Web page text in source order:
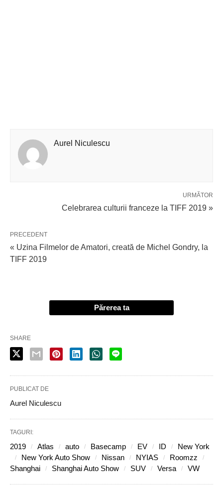
Aurel Niculescu
URMĂTOR
Celebrarea culturii franceze la TIFF 2019 »
PRECEDENT
« Uzina Filmelor de Amatori, creată de Michel Gondry, la
TIFF 2019
Părerea ta
SHARE
PUBLICAT DE
Aurel Niculescu
TAGURI:
2019 Atlas auto Basecamp EV ID
New York
New York Auto Show
Nissan NYIAS
Roomzz
Shanghai
Shanghai Auto Show SUV Versa VW